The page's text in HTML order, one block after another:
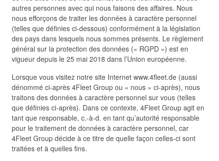
autres personnes avec qui nous faisons des affaires. Nous
nous efforçons de traiter les données à caractère personnel
(telles que définies ci-dessous) conformément à la législation
des pays dans lesquels nous sommes présents. Le règlement
général sur la protection des données (« RGPD ») est en
vigueur depuis le 25 mai 2018 dans l’Union européenne.
Lorsque vous visitez notre site Internet www.4fleet.de (aussi
dénommé ci-après 4Fleet Group ou « nous » ci-après), nous
traitons des données à caractère personnel sur vous (telles
que définies ci-après). Dans ce contexte, 4Fleet Group agit en
tant que responsable, c.-à-d. en tant qu’autorité responsable
pour le traitement de données à caractère personnel, car
4Fleet Group décide à ce titre de quelle façon celles-ci sont
traitées et à quelles fins.